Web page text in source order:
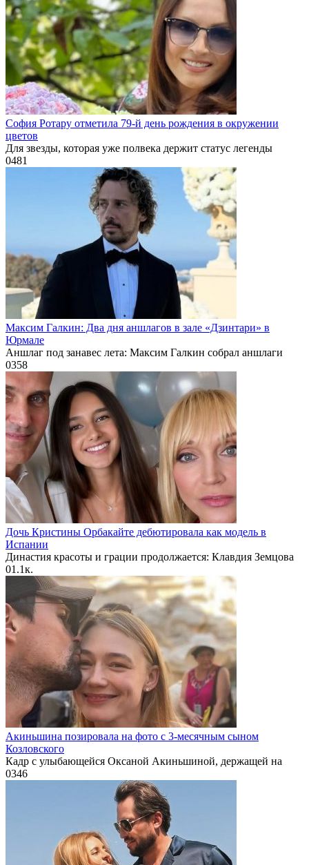
София Ротару отметила 79-й день рождения в окружении
цветов
Для звезды, которая уже полвека держит статус легенды
0481
Максим Галкин: Два дня аншлагов в зале «Дзинтари» в
Юрмале
Аншлаг под занавес лета: Максим Галкин собрал аншлаги
0358
Дочь Кристины Орбакайте дебютировала как модель в
Испании
Династия красоты и грации продолжается: Клавдия Земцова
01.1к.
Акиньшина позировала на фото с 3-месячным сыном
Козловского
Кадр с улыбающейся Оксаной Акиньшиной, держащей на
0346